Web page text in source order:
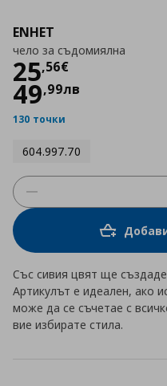
ENHET
чело за съдомиялна
25,56€
Цена
49,99лв
130 точки
604.997.70
Със сивия цвят ще
Артикулът е идеален, ако
може да се съчетае с
вие избирате стила.